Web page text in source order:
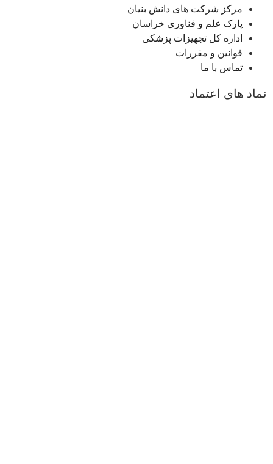
مر کز شرکت های دانش بنیان
پارک علم و فناوری خراسان
اداره کل تجهیزات پزشکی
قوانین و مقررات
تماس با ما
نماد های اعتماد